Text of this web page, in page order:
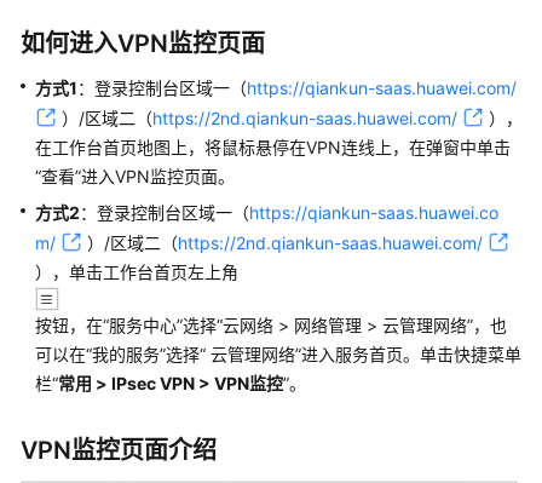
网
典
型
配
案
例
品
介
绍
服
如何进入VPN监控页面
方式1： 登录控制台区域一（https://qiankun-saas.huawei.com/
）/区域二（https://2nd.qiankun-saas.huawei.com/ ）
，
在工作台首页地图上，将鼠标悬停在VPN连线上，在弹窗中单击
“查看”进入VPN监控页面。
方式2： 登录控制台区域一（https://qiankun-saas.huawei.co
m/
）/区域二（https://2nd.qiankun-saas.huawei.com/
）
，单击工作台首页左上角
按钮，在“服务中心”选择“云网络 > 网络管理 > 云管理网络”，也
可以在“我的服务”选择“ 云管理网络”进入服务首页。单击快捷菜单
栏“常用 > IPsec VPN > VPN监控”。
VPN监控页面介绍